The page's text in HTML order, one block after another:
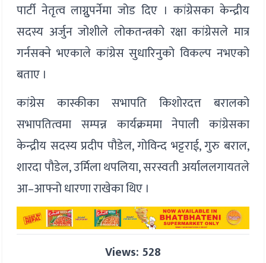
पार्टी नेतृत्व लाग्नुुपर्नेमा जोड दिए । कांग्रेसका केन्द्रीय
सदस्य अर्जुन जोशीले लोकतन्त्रको रक्षा कांग्रेसले मात्र
गर्नसक्ने भएकाले कांग्रेस सुधारिनुको विकल्प नभएको
बताए ।
कांग्रेस कास्कीका सभापति किशोरदत्त बरालको
सभापतित्वमा सम्पन्न कार्यक्रममा नेपाली कांग्रेसका
केन्द्रीय सदस्य प्रदीप पौडेल, गोविन्द भट्टराई, गुरु बराल,
शारदा पौडेल, उर्मिला थपलिया, सरस्वती अर्याललगायतले
आ–आफ्नो धारणा राखेका थिए ।
Views: 528